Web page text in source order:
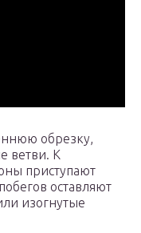
обрезку,
ветви. К
приступают
оставляют
изогнутые